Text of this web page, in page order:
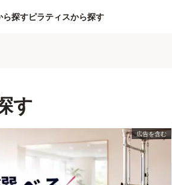
ら探すピラティスから探す
す